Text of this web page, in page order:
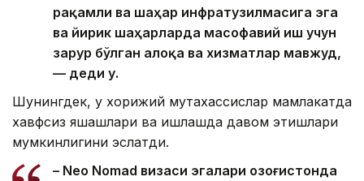
рақамли ва шаҳар инфратузилмасига эга
ва йирик шаҳарларда масофавий иш учун
зарур бўлган алоқа ва хизматлар мавжуд,
— деди у.
Шунингдек, у хорижий мутахассислар мамлакатда
хавфсиз яшашлари ва ишлашда давом этишлари
мумкинлигини эслатди.
– Neo Nomad визаси эгалари Қозоғистонда